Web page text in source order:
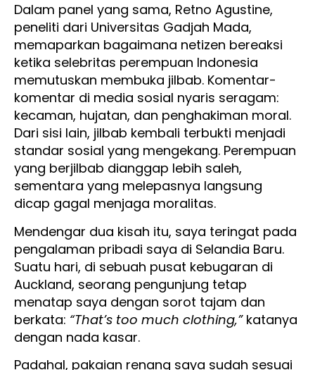
Dalam panel yang sama, Retno Agustine,
peneliti dari Universitas Gadjah Mada,
memaparkan bagaimana netizen bereaksi
ketika selebritas perempuan Indonesia
memutuskan membuka jilbab. Komentar-
komentar di media sosial nyaris seragam:
kecaman, hujatan, dan penghakiman moral.
Dari sisi lain, jilbab kembali terbukti menjadi
standar sosial yang mengekang. Perempuan
yang berjilbab dianggap lebih saleh,
sementara yang melepasnya langsung
dicap gagal menjaga moralitas.
Mendengar dua kisah itu, saya teringat pada
pengalaman pribadi saya di Selandia Baru.
Suatu hari, di sebuah pusat kebugaran di
Auckland, seorang pengunjung tetap
menatap saya dengan sorot tajam dan
berkata: “That’s too much clothing,”katanya
dengan nada kasar.
Padahal, pakaian renang saya sudah sesuai